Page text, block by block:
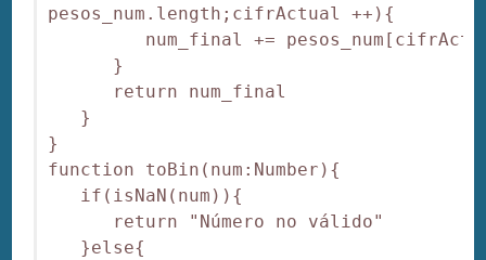
pesos_num.length;cifrActual ++){
num_final +=
}
return num_final
}
}
function toBin(num:Number){
if(isNaN(num)){
return "Número no válido"
}else{